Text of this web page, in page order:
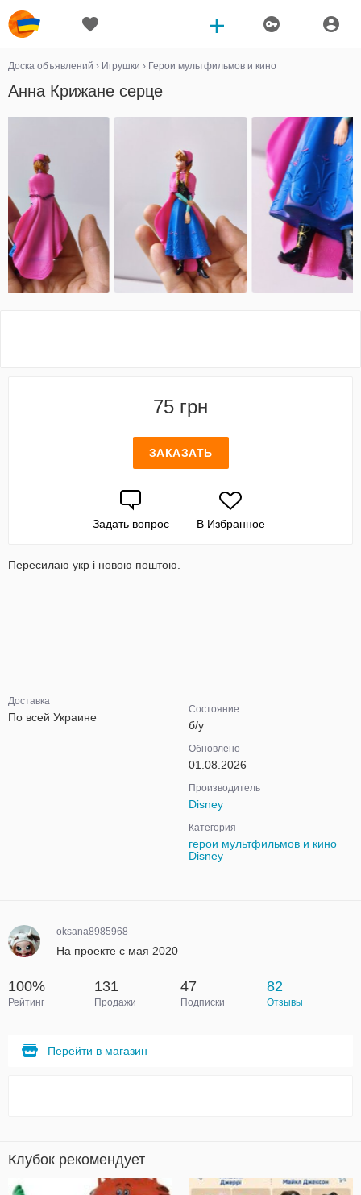
Доска объявлений › Игрушки › Герои мультфильмов и кино
Анна Крижане серце
75 грн
ЗАКАЗАТЬ
Задать вопрос В Избранное
Пересилаю укр і новою поштою.
Доставка
По всей Украине
Состояние
б/у
Обновлено
01.08.2026
Производитель
Disney
Категория
герои мультфильмов и кино
Disney
oksana8985968
На проекте с мая 2020
100%
Рейтинг
131
Продажи
47
Подписки
82
Отзывы
Перейти в магазин
Клубок рекомендует